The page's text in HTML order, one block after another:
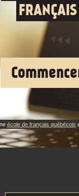
école de français québécois